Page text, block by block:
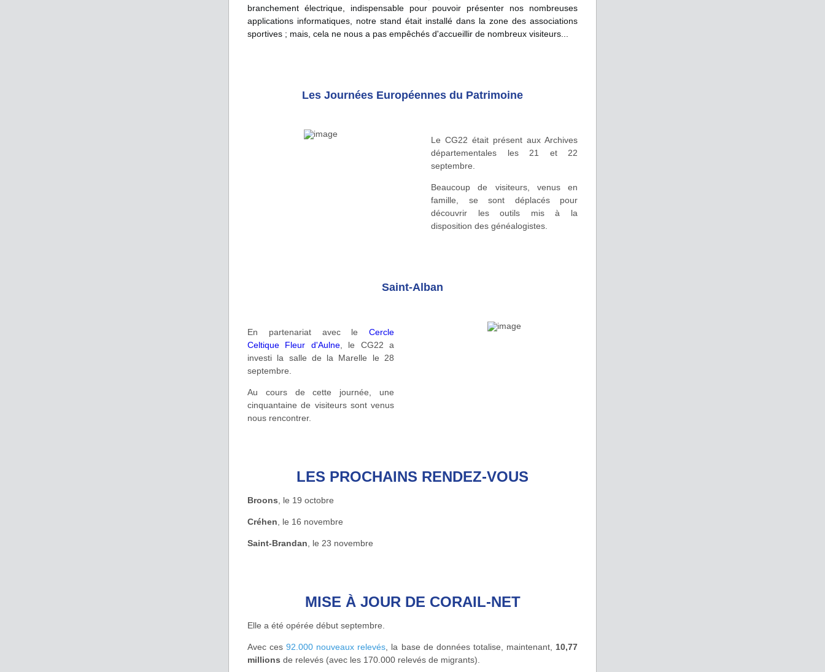
branchement électrique, indispensable pour pouvoir présenter nos nombreuses
applications informatiques, notre stand était installé dans la zone des associations
sportives ; mais, cela ne nous a pas empêchés d'accueillir de nombreux visiteurs...
Les Journées Européennes du Patrimoine
Le CG22 était présent aux Archives
départementales les 21 et 22
septembre.
Beaucoup de visiteurs, venus en
famille, se sont déplacés pour
découvrir les outils mis à la
disposition des généalogistes.
Saint-Alban
En partenariat avec le Cercle
Celtique Fleur d'Aulne, le CG22 a
investi la salle de la Marelle le 28
septembre.
Au cours de cette journée, une
cinquantaine de visiteurs sont venus
nous rencontrer.
LES PROCHAINS RENDEZ-VOUS
Broons , le 19 octobre
Créhen , le 16 novembre
Saint-Brandan , le 23 novembre
MISE À JOUR DE CORAIL-NET
Elle a été opérée début septembre.
Avec ces92.000 nouveaux relevés , la base de données totalise, maintenant, 10,77
millions de relevés (avec les 170.000 relevés de migrants).